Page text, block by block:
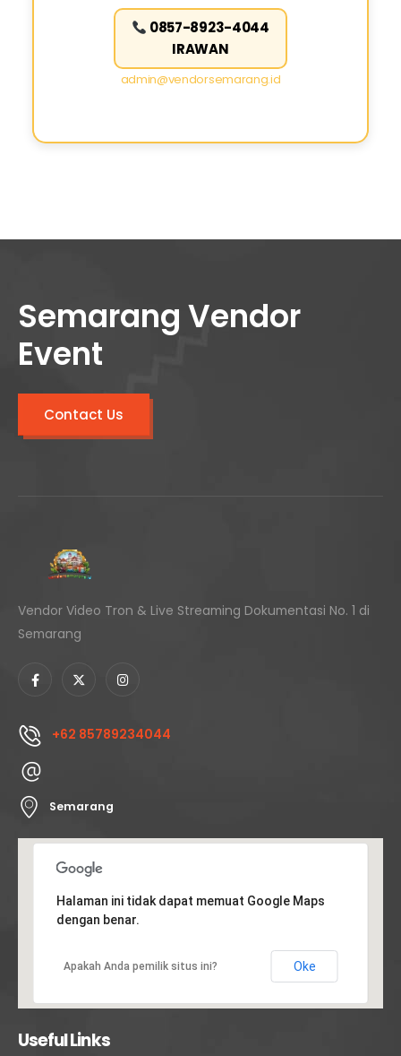
0857-8923-4044
IRAWAN
admin@vendorsemarang.id
Semarang Vendor
Event
Contact Us
Vendor Video Tron & Live Streaming Dokumentasi No. 1 di
Semarang
+62 85789234044
Semarang
Halaman ini tidak dapat memuat Google Maps
dengan benar.
Apakah Anda pemilik situs ini? Oke
Useful Links